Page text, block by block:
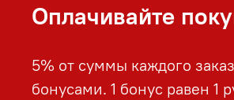
Оплачивайте
5% от суммы каждого
бонусами. 1 бонус равен 1